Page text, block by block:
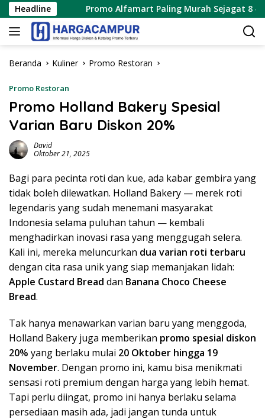
Langsung
ke
konten
Headline Promo Alfamart Paling Murah Sejagat 8 – 15
Beranda Kuliner Promo Restoran
Promo Restoran
Promo Holland Bakery Spesial
Varian Baru Diskon 20%
David
Oktober 21, 2025
Bagi para pecinta roti dan kue, ada kabar gembira yang
tidak boleh dilewatkan. Holland Bakery — merek roti
legendaris yang sudah menemani masyarakat
Indonesia selama puluhan tahun — kembali
menghadirkan inovasi rasa yang menggugah selera.
Kali ini, mereka meluncurkan dua varian roti terbaru
dengan cita rasa unik yang siap memanjakan lidah:
Apple Custard Bread dan Banana Choco Cheese
Bread.
Tak hanya menawarkan varian baru yang menggoda,
Holland Bakery juga memberikan promo spesial diskon
20% yang berlaku mulai 20 Oktober hingga 19
November. Dengan promo ini, kamu bisa menikmati
sensasi roti premium dengan harga yang lebih hemat.
Tapi perlu diingat, promo ini hanya berlaku selama
persediaan masih ada, jadi jangan tunda untuk